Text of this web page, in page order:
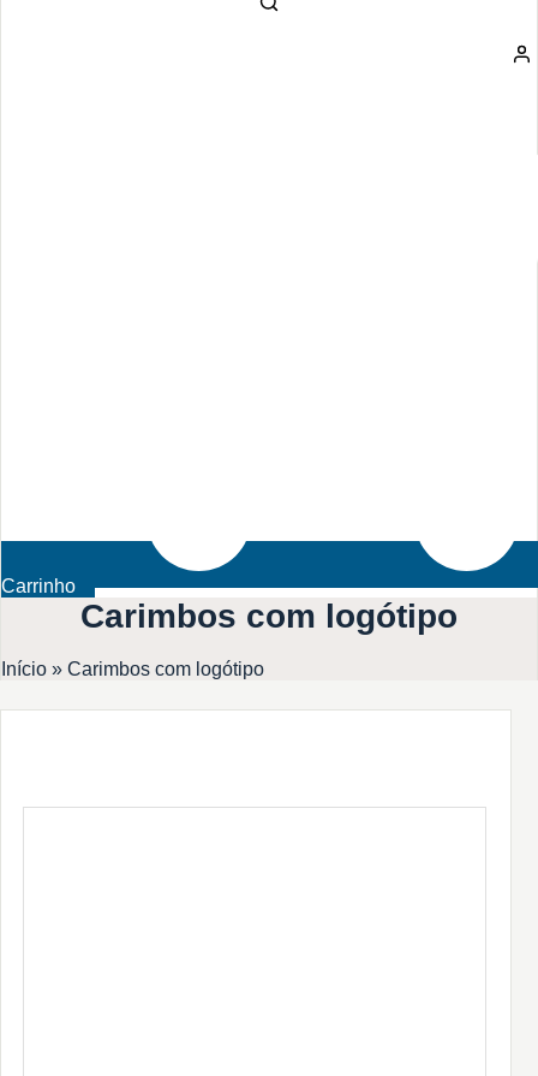
Carrinho
Carimbos com logótipo
Início » Carimbos com logótipo